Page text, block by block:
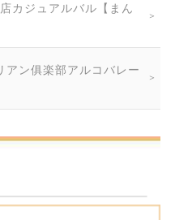
カジュアルバル【まん
ン俱楽部アルコバレー